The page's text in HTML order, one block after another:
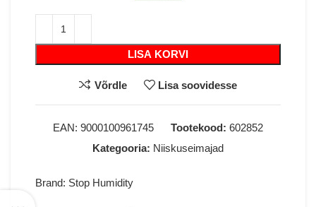
LISA KORVI
Võrdle Lisa soovidesse
EAN: 9000100961745 Tootekood: 602852
Kategooria: Niiskuseimajad
Brand: Stop Humidity